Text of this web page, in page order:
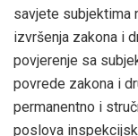
savjete subjektima
izvršenja zakona i
povjerenje sa
povrede zakona i
permanentno i
poslova